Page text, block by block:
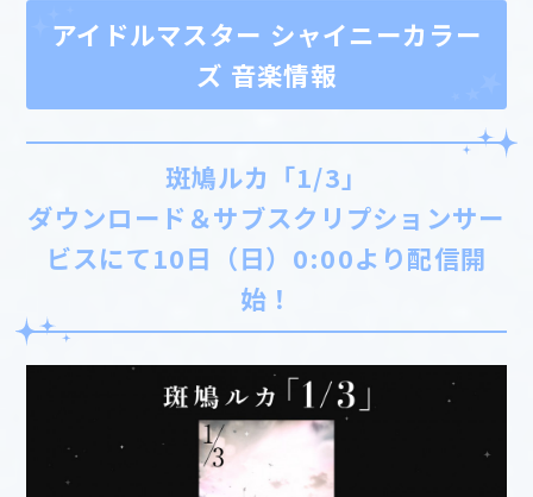
アイドルマスター シャイニーカラー
ズ 音楽情報
斑鳩ルカ「1/3」
ダウンロード＆サブスクリプションサー
ビスにて10日（日）0:00より配信開
始！